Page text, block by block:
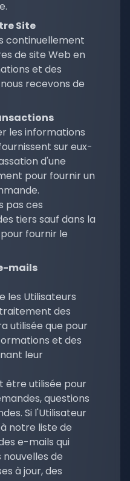
Site
continuellement
de site Web en
et des
recevons de
les informations
sur eux-
d'une
pour fournir un
pas ces
tiers sauf dans la
fournir le
mails
les Utilisateurs
des
utilisée que pour
et des
leur
être utilisée pour
questions
Si l'Utilisateur
notre liste de
e-mails qui
de
à jour, des